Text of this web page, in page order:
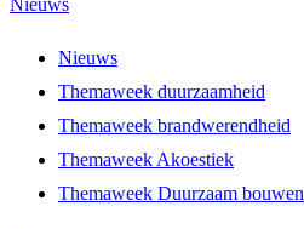
Nieuws
Nieuws
Themaweek duurzaamheid
Themaweek brandwerendheid
Themaweek Akoestiek
Themaweek Duurzaam bouwen